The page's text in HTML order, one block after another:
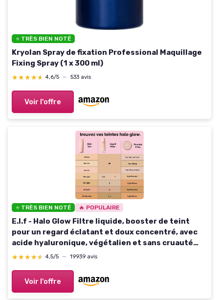
⭐ TRÈS BIEN NOTÉ
Kryolan Spray de fixation Professional Maquillage
Fixing Spray (1 x 300 ml)
★★★★★
★★★★★ 4,6/5 — 533 avis
Voir l'offre
⭐ TRÈS BIEN NOTÉ 🔥 POPULAIRE
E.l.f - Halo Glow Filtre liquide, booster de teint
pour un regard éclatant et doux concentré, avec
acide hyaluronique, végétalien et sans cruauté
envers les animaux, teinte 0 Fair, 31,5 ml
★★★★★
★★★★★ 4,5/5 — 19939 avis
Voir l'offre